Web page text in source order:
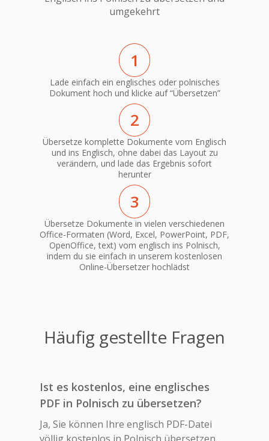
umgekehrt
1
Lade einfach ein englisches oder polnisches
Dokument hoch und klicke auf “Übersetzen”
2
Übersetze komplette Dokumente vom Englisch
und ins Englisch, ohne dabei das Layout zu
verändern, und lade das Ergebnis sofort
herunter
3
Übersetze Dokumente in vielen verschiedenen
Office-Formaten (Word, Excel, PowerPoint, PDF,
OpenOffice, text) vom englisch ins Polnisch,
indem du sie einfach in unserem kostenlosen
Online-Übersetzer hochlädst
Häufig gestellte Fragen
Ist es kostenlos, eine englisches
PDF in Polnisch zu übersetzen?
Ja, Sie können Ihre englisch PDF-Datei